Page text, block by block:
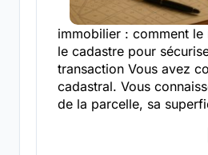
immobilier : comment le
le cadastre pour
transaction Vous avez
cadastral. Vous
de la parcelle, sa